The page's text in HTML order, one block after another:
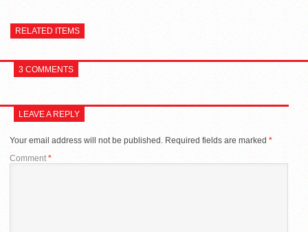
RELATED ITEMS
3 COMMENTS
LEAVE A REPLY
Your email address will not be published. Required fields are marked *
Comment*